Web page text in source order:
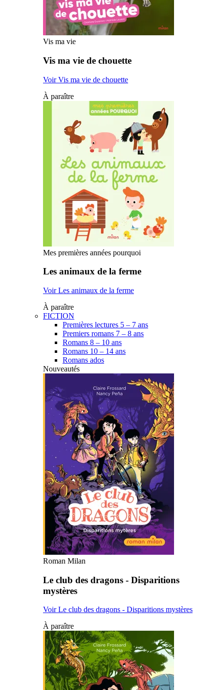
Vis ma vie
Vis ma vie de chouette
Voir Vis ma vie de chouette
À paraître
Mes premières années pourquoi
Les animaux de la ferme
Voir Les animaux de la ferme
À paraître
FICTION
Premières lectures 5 – 7 ans
Premiers romans 7 – 8 ans
Romans 8 – 10 ans
Romans 10 – 14 ans
Romans ados
Nouveautés
Roman Milan
Le club des dragons - Disparitions
mystères
Voir Le club des dragons - Disparitions mystères
À paraître